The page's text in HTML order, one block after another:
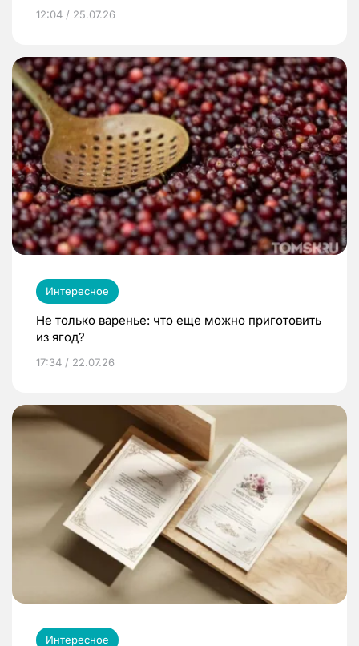
12:04 / 25.07.26
Интересное
Не только варенье: что еще можно приготовить
из ягод?
17:34 / 22.07.26
Интересное